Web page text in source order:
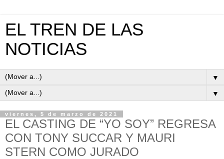
EL TREN DE LAS
NOTICIAS
▼
▼
viernes, 5 de marzo de 2021
EL CASTING DE “YO SOY” REGRESA
CON TONY SUCCAR Y MAURI
STERN COMO JURADO